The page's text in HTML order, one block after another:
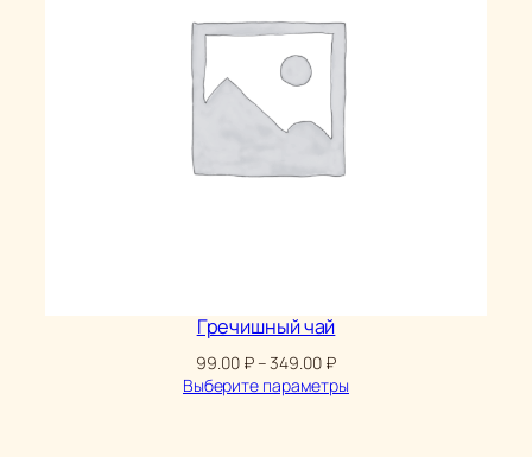
Гречишный чай
99.00 ₽–349.00 ₽Диапазон
цен:
Выберите параметры